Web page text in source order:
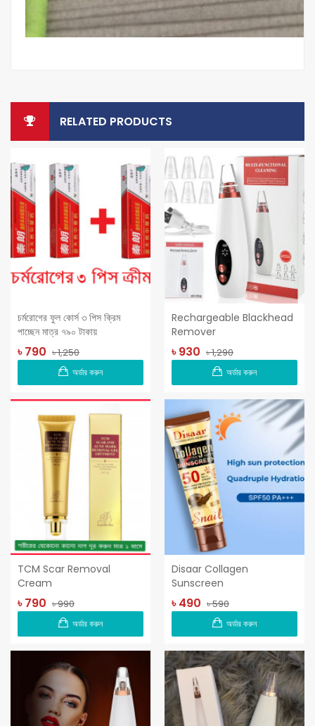
RELATED PRODUCTS
চর্মরোগের ফুল কোর্স ৩ পিস ক্রিম
পাচ্ছেন মাত্র ৭৯০ টাকায়
৳ 790 ৳ 1,250
অর্ডার করুন
Rechargeable Blackhead
Remover
৳ 930 ৳ 1,290
অর্ডার করুন
TCM Scar Removal
Cream
৳ 790 ৳ 990
অর্ডার করুন
Disaar Collagen
Sunscreen
৳ 490 ৳ 590
অর্ডার করুন